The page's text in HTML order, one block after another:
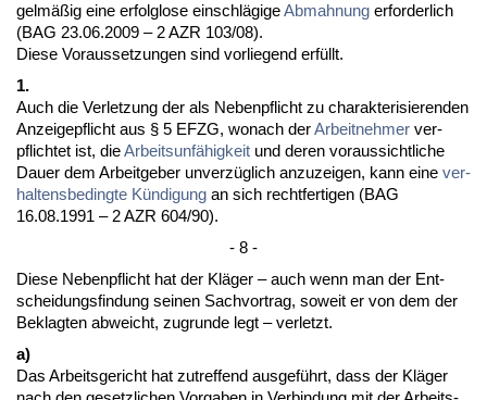
gelmäßig ei­ne er­folg­lo­se ein­schlägi­geAb­mah­nung er­for­der­lich
(BAG 23.06.2009 – 2 AZR 103/08).
Die­se Vor­aus­set­zun­gen sind vor­lie­gend erfüllt.
1.
Auch die Ver­let­zung der als Ne­ben­pflicht zu cha­rak­te­ri­sie­ren­den
An­zei­ge­pflicht aus § 5 EFZG, wo­nach derAr­beit­neh­mer ver­
pflich­tet ist, dieAr­beits­unfähig­keit und de­ren vor­aus­sicht­li­che
Dau­er dem Ar­beit­ge­ber un­verzüglich an­zu­zei­gen, kann ei­ne ver­
hal­tens­be­ding­te Kündi­gung an sich recht­fer­ti­gen (BAG
16.08.1991 – 2 AZR 604/90).
- 8 -
Die­se Ne­ben­pflicht hat der Kläger – auch wenn man der Ent­
schei­dungs­fin­dung sei­nen Sach­vor­trag, so­weit er von dem der
Be­klag­ten ab­weicht, zu­grun­de legt – ver­letzt.
a)
Das Ar­beits­ge­richt hat zu­tref­fend aus­geführt, dass der Kläger